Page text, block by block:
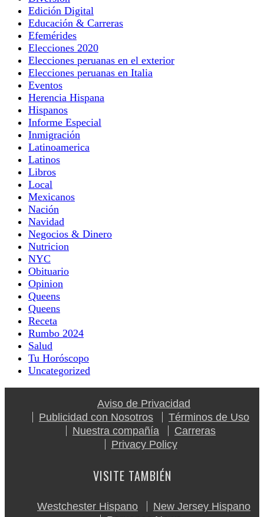
Edición Digital
Educación & Carreras
Efemérides
Elecciones 2020
Elecciones peruanas en el exterior
Elecciones peruanas en Italia
Eventos
Herencia Hispana
Hispanos
Informe Especial
Inmigración
Latinoamerica
Latinos
Libros
Local
Mexicanos
Nación
Navidad
Negocios & Dinero
Nutricion
NYC
Obituario
Opinion
Queens
Queens
Receta
Rumbo 2024
Salud
Tu Horóscopo
Uncategorized
Aviso de Privacidad
Publicidad con Nosotros
Términos de Uso
Nuestra compañía
Carreras
Privacy Policy
VISITE TAMBIÉN
Westchester Hispano
New Jersey Hispano